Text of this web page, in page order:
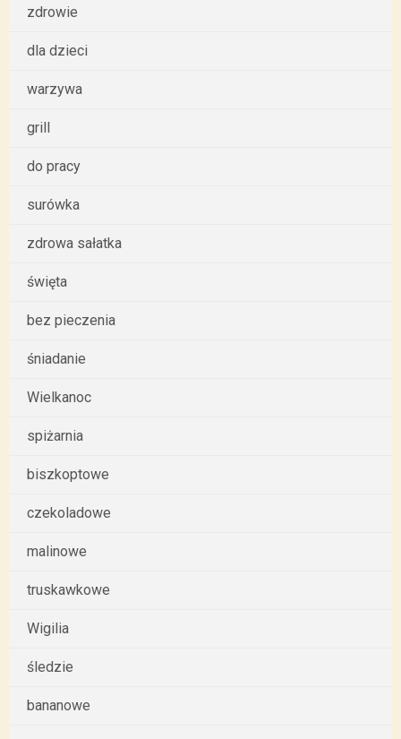
zdrowie
dla dzieci
warzywa
grill
do pracy
surówka
zdrowa sałatka
święta
bez pieczenia
śniadanie
Wielkanoc
spiżarnia
biszkoptowe
czekoladowe
malinowe
truskawkowe
Wigilia
śledzie
bananowe